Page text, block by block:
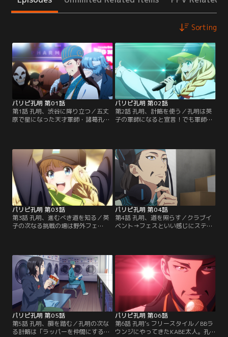
Sorting
パリピ孔明 第01話
第1話 孔明、渋谷に降り立つ／五丈
原で星になった天才軍師・諸葛孔
たクラブで、歌声のバイブスがエグ
いシンガー・月見英子と出会う。し
かし英子は自信を失って超サゲ↓状
態。どうする孔明！？どうなる英
子！？【提供：バンダイチャンネ
ル】
パリピ孔明 第02話
第2話 孔明、計略を使う／孔明は英
子の軍師になると宣言！でも軍師っ
出す！そこで出会った人気シンガー
MIAに英子は誘いを持ちかけられ
る。ってか、どこからが孔明の策な
の！？せき…へい…？どゆこと？
【提供：バンダイチャンネル】
パリピ孔明 第03話
第3話 孔明、進むべき道を知る／英
子の次なる挑戦の場は野外フェ
件揃いのロケーションにぴえん。客
たちは、人気インディーズバンド
JET JACKETのステージに流れてい
く。果たして孔明にこの絶体絶命の
状況を挽回できる計略はあるの
か！？【提供：バンダイチャンネ
ル】
パリピ孔明 第04話
第4話 孔明、道を照らす／クラブイ
ベント→フェスといい感じにステッ
ビッグイベントorスモールイベン
ト？どっちの出演権を取る？いきな
りの大チャンスに超ビビる英子。ね
え孔明、どっちがいいかな？…っ
て、あれ？なんか孔明の反応が変？
孔明、信じさせてよ！【提供：バン
ダイチャンネル】
パリピ孔明 第05話
第5話 孔明、韻を踏む／孔明の次な
る計略は「ラッパーを仲間にするこ
パリピ孔明 第06話
第6話 孔明’s フリースタイル／BBラ
ウンジにやってきたKABE太人。孔